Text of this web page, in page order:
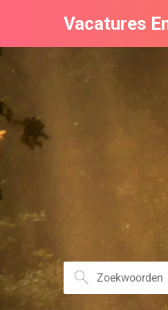
Vacatures